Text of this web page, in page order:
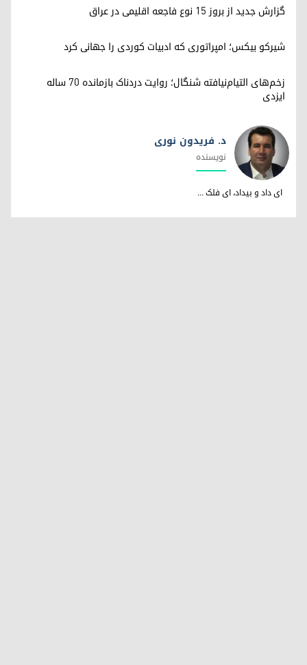
گزارش جدید از بروز ۱۵ نوع فاجعه اقلیمی در عراق
شیرکو بیکس؛ امپراتوری کە ادبیات کوردی را جهانی کرد
زخم‌های التیام‌نیافته شنگال؛ روایت دردناک بازمانده ۷۰ ساله
ایزدی
د. فریدون نوری
د. فریدون نوری
نویسندە
ای داد و بیداد، ای فلک ...